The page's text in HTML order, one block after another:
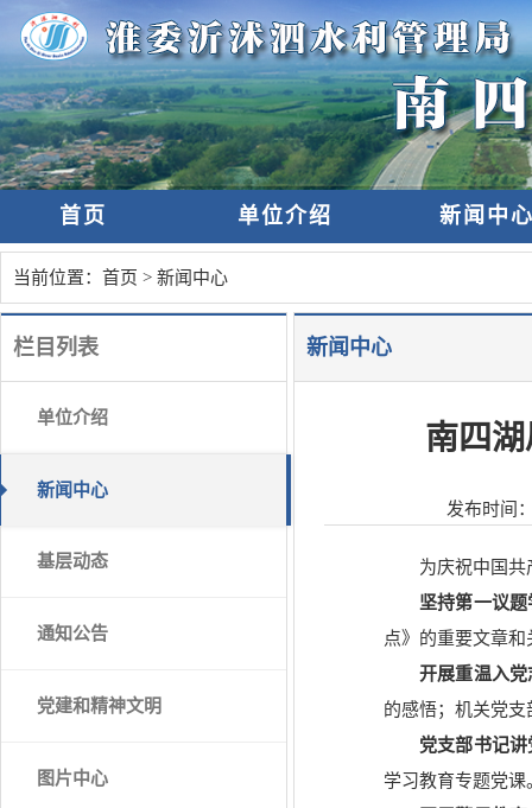
首页 单位介绍 新闻中
当前位置： 首页 > 新闻中心
栏目列表
单位介绍
新闻中心
基层动态
通知公告
党建和精神文明
图片中心
新闻中心
南四
发布时间
为庆祝中国
坚持第一议
点》的重要文章
开展重温入
的感悟；机关党支
党支部书记
学习教育专题党课